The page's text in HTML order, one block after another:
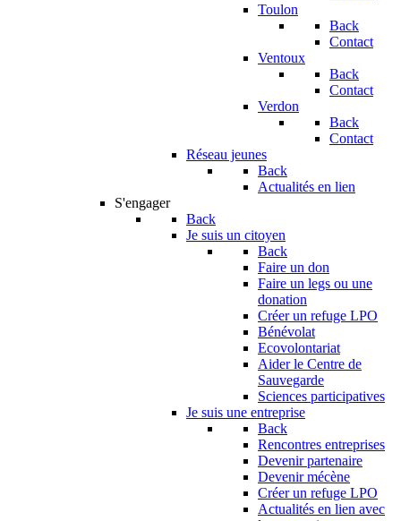
Toulon
Back
Contact
Ventoux
Back
Contact
Verdon
Back
Contact
Réseau jeunes
Back
Actualités en lien
S'engager
Back
Je suis un citoyen
Back
Faire un don
Faire un legs ou une
donation
Créer un refuge LPO
Bénévolat
Ecovolontariat
Aider le Centre de
Sauvegarde
Sciences participatives
Je suis une entreprise
Back
Rencontres entreprises
Devenir partenaire
Devenir mécène
Créer un refuge LPO
Actualités en lien avec